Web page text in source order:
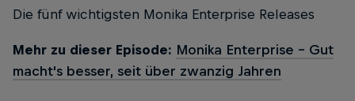
Die fünf wichtigsten Monika Enterprise Releases
Mehr zu dieser Episode: Monika Enterprise – Gut
macht's besser, seit über zwanzig Jahren